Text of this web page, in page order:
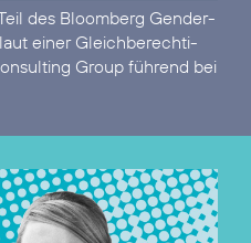
des Bloomberg Gender-
einer Gleich­berechti­
Group führend bei